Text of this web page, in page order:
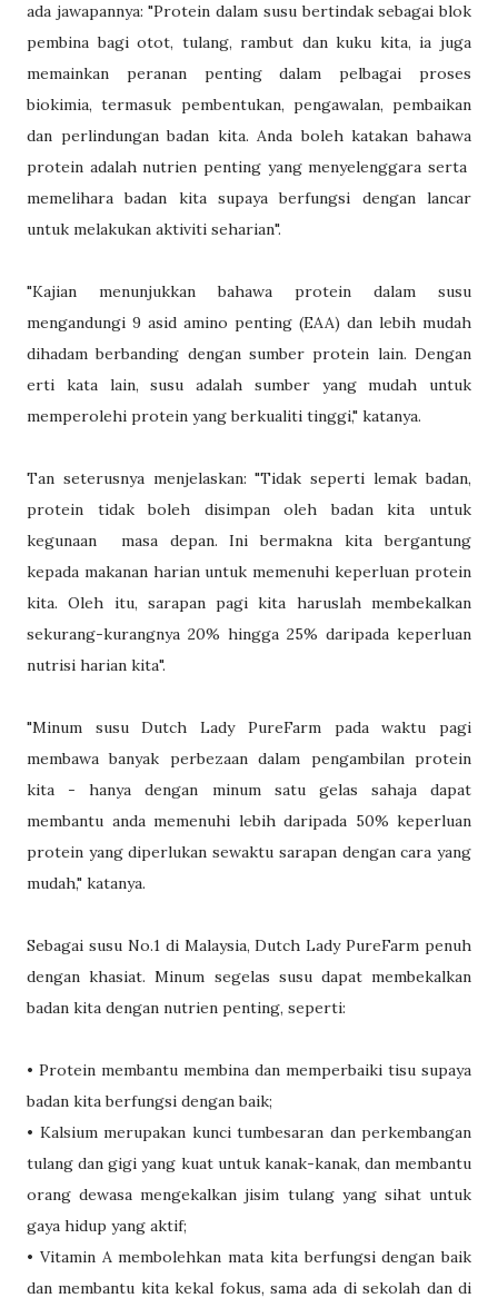
ada jawapannya: "Protein dalam susu bertindak sebagai blok
pembina bagi otot, tulang, rambut dan kuku kita, ia juga
memainkan peranan penting dalam pelbagai proses
biokimia, termasuk pembentukan, pengawalan, pembaikan
dan perlindungan badan kita. Anda boleh katakan bahawa
protein adalah nutrien penting yang menyelenggara serta
memelihara badan kita supaya berfungsi dengan lancar
untuk melakukan aktiviti seharian".
"Kajian menunjukkan bahawa protein dalam susu
mengandungi 9 asid amino penting (EAA) dan lebih mudah
dihadam berbanding dengan sumber protein lain. Dengan
erti kata lain, susu adalah sumber yang mudah untuk
memperolehi protein yang berkualiti tinggi," katanya.
Tan seterusnya menjelaskan: "Tidak seperti lemak badan,
protein tidak boleh disimpan oleh badan kita untuk
kegunaan masa depan. Ini bermakna kita bergantung
kepada makanan harian untuk memenuhi keperluan protein
kita. Oleh itu, sarapan pagi kita haruslah membekalkan
sekurang-kurangnya 20% hingga 25% daripada keperluan
nutrisi harian kita".
"Minum susu Dutch Lady PureFarm pada waktu pagi
membawa banyak perbezaan dalam pengambilan protein
kita - hanya dengan minum satu gelas sahaja dapat
membantu anda memenuhi lebih daripada 50% keperluan
protein yang diperlukan sewaktu sarapan dengan cara yang
mudah," katanya.
Sebagai susu No.1 di Malaysia, Dutch Lady PureFarm penuh
dengan khasiat. Minum segelas susu dapat membekalkan
badan kita dengan nutrien penting, seperti:
• Protein membantu membina dan memperbaiki tisu supaya
badan kita berfungsi dengan baik;
• Kalsium merupakan kunci tumbesaran dan perkembangan
tulang dan gigi yang kuat untuk kanak-kanak, dan membantu
orang dewasa mengekalkan jisim tulang yang sihat untuk
gaya hidup yang aktif;
• Vitamin A membolehkan mata kita berfungsi dengan baik
dan membantu kita kekal fokus, sama ada di sekolah dan di